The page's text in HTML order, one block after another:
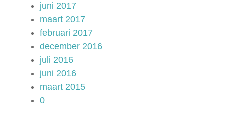
juni 2017
maart 2017
februari 2017
december 2016
juli 2016
juni 2016
maart 2015
0